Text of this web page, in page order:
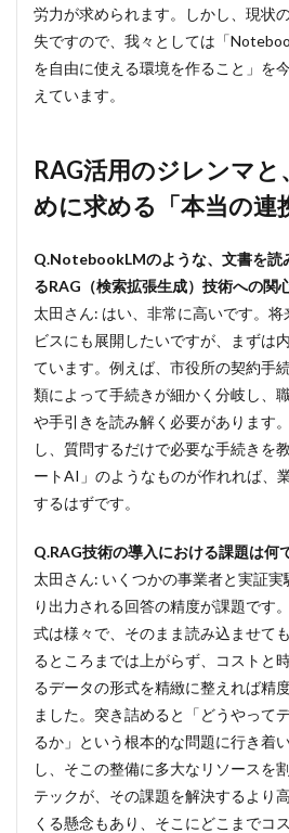
労力が求められます。しかし、現状
失ですので、我々としては「
を自由に使える環境を作ること」を
えています。
RAG活用のジレンマと
めに求める「本当の連
Q.NotebookLMのような、文書を読
るRAG（検索拡張生成）技術への関
太田さん: はい、非常に高いです。
ビスにも展開したいですが、まずは
ています。例えば、市役所の契約手
類によって手続きが細かく分岐し、
や手引きを読み解く必要があります
し、質問するだけで必要な手続きを
ートAI」のようなものが作れれば、
するはずです。
Q.RAG技術の導入における課題は何
太田さん: いくつかの事業者と実証
り出力される回答の精度が課題です
式は様々で、そのまま読み込ませて
るところまでは上がらず、コストと
るデータの形式を精緻に整えれば精
ました。突き詰めると「どうやって
るか」という根本的な問題に行き着
し、そこの整備に多大なリソースを
テックが、その課題を解決するより
くる懸念もあり、そこにどこまでコ